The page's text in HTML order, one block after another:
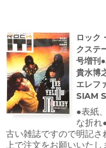
ロック
クステ
号増刊
貴水博
エレフ
SIAM
●表紙
な折れ
古い雑誌ですので明記
上で注文をお願いいたし